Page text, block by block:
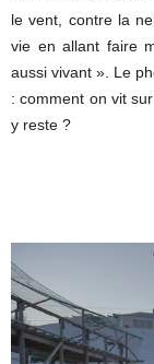
le vent, contre la
vie en allant faire
aussi vivant ». Le
: comment on vit
y reste ?